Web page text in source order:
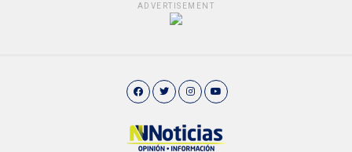
ADVERTISEMENT